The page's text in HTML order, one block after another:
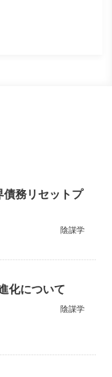
債務リセットプ
陰謀学
化について
陰謀学